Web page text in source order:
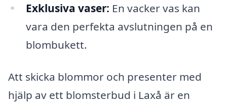
Exklusiva vaser: En vacker vas kan
vara den perfekta avslutningen på en
blombukett.
Att skicka blommor och presenter med
hjälp av ett blomsterbud i Laxå är en